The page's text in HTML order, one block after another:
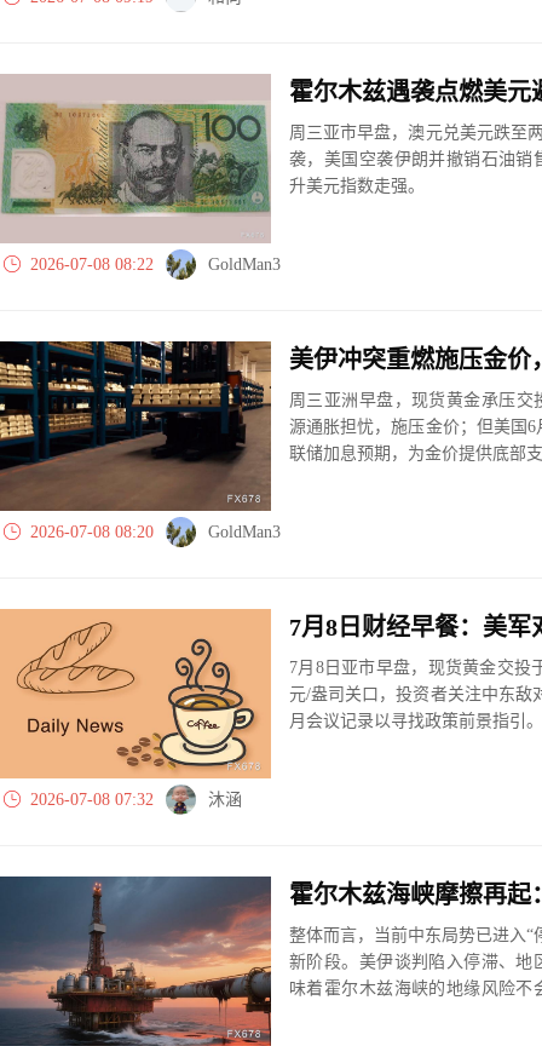
周三亚市早盘，澳元兑美元跌至
袭，美国空袭伊朗并撤销石油销
升美元指数走强。
2026-07-08 08:22 GoldMan3
周三亚洲早盘，现货黄金承压交
源通胀担忧，施压金价；但美国
联储加息预期，为金价提供底部
2026-07-08 08:20 GoldMan3
7月8日亚市早盘，现货黄金交投
元/盎司关口，投资者关注中东敌
月会议记录以寻找政策前景指引。
2026-07-08 07:32 沐涵
霍尔木兹海峡摩擦再起
整体而言，当前中东局势已进入
新阶段。美伊谈判陷入停滞、地
味着霍尔木兹海峡的地缘风险